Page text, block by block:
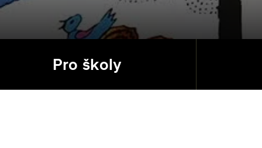
Pro školy